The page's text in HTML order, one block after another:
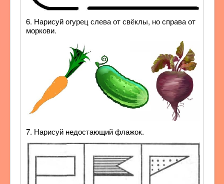
6. Нарисуй огурец слева от свёклы, но справа от
моркови.
7. Нарисуй недостающий флажок.